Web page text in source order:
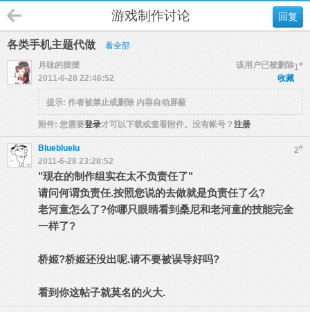
回复
游戏制作讨论
各类手机主题代做 看全部
1#
月咏的摆摆
该用户已被删除
收藏
2011-6-28 22:46:52
提示: 作者被禁止或删除 内容自动屏蔽
附件: 您需要登录才可以下载或查看附件。没有帐号？注册
2#
Bluebluelu
2011-6-28 23:28:52
"现在的制作组实在太不负责任了"
请问何谓负责任.按照您说的去做就是负责任了么?
老河童怎么了?你哪只眼睛看到桑尼和老河童的技能完全
一样了?
桥姬?桥姬还没出呢.请不要被误导好吗?
看到你这帖子就莫名的火大.